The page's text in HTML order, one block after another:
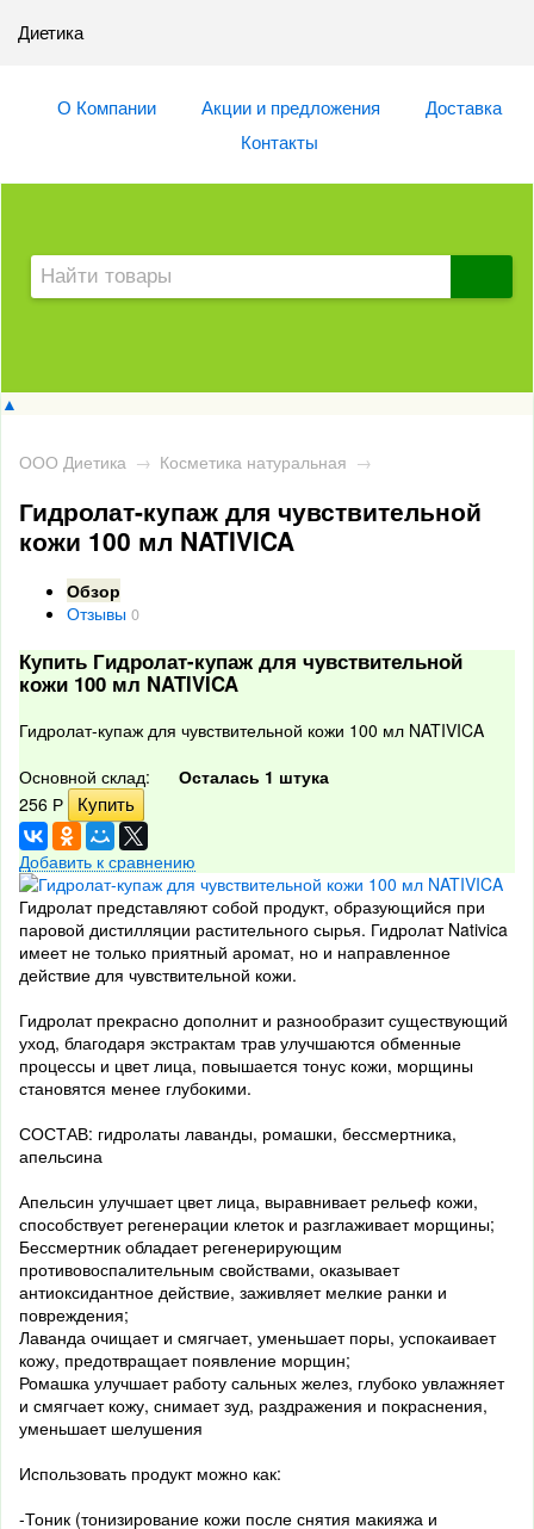
Диетика
О Компании Акции и предложения
Доставка
Контакты
▲
ООО Диетика → Косметика натуральная →
Гидролат-купаж для чувствительной
кожи 100 мл NATIVICA
Обзор
Отзывы 0
Купить Гидролат-купаж для чувствительной
кожи 100 мл NATIVICA
Гидролат-купаж для чувствительной кожи 100 мл NATIVICA
Основной склад:
Осталась 1 штука
256 Р
Добавить к сравнению
Гидролат представляют собой продукт, образующийся при
паровой дистилляции растительного сырья. Гидролат Nativica
имеет не только приятный аромат, но и направленное
действие для чувствительной кожи.
Гидролат прекрасно дополнит и разнообразит существующий
уход, благодаря экстрактам трав улучшаются обменные
процессы и цвет лица, повышается тонус кожи, морщины
становятся менее глубокими.
СОСТАВ: гидролаты лаванды, ромашки, бессмертника,
апельсина
Апельсин улучшает цвет лица, выравнивает рельеф кожи,
способствует регенерации клеток и разглаживает морщины;
Бессмертник обладает регенерирующим
противовоспалительным свойствами, оказывает
антиоксидантное действие, заживляет мелкие ранки и
повреждения;
Лаванда очищает и смягчает, уменьшает поры, успокаивает
кожу, предотвращает появление морщин;
Ромашка улучшает работу сальных желез, глубоко увлажняет
и смягчает кожу, снимает зуд, раздражения и покраснения,
уменьшает шелушения
Использовать продукт можно как:
-Тоник (тонизирование кожи после снятия макияжа и